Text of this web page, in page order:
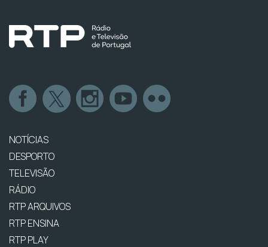
NOTÍCIAS
DESPORTO
TELEVISÃO
RÁDIO
RTP ARQUIVOS
RTP ENSINA
RTP PLAY